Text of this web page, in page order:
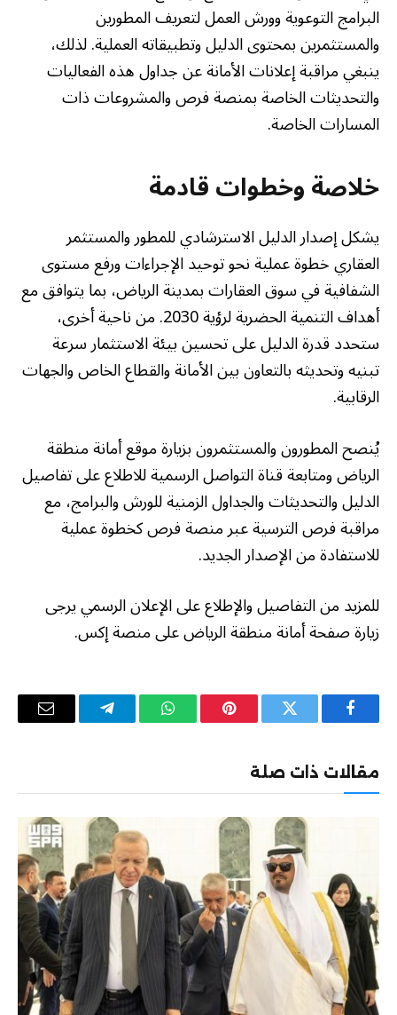
البرامج التوعوية وورش العمل لتعريف المطورين
والمستثمرين بمحتوى الدليل وتطبيقاته العملية. لذلك،
ينبغي مراقبة إعلانات الأمانة عن جداول هذه الفعاليات
والتحديثات الخاصة بمنصة فرص والمشروعات ذات
المسارات الخاصة.
خلاصة وخطوات قادمة
يشكل إصدار الدليل الاسترشادي للمطور والمستثمر
العقاري خطوة عملية نحو توحيد الإجراءات ورفع مستوى
الشفافية في سوق العقارات بمدينة الرياض، بما يتوافق مع
أهداف التنمية الحضرية لرؤية 2030. من ناحية أخرى،
ستحدد قدرة الدليل على تحسين بيئة الاستثمار سرعة
تبنيه وتحديثه بالتعاون بين الأمانة والقطاع الخاص والجهات
الرقابية.
يُنصح المطورون والمستثمرون بزيارة موقع أمانة منطقة
الرياض ومتابعة قناة التواصل الرسمية للاطلاع على تفاصيل
الدليل والتحديثات والجداول الزمنية للورش والبرامج، مع
مراقبة فرص الترسية عبر منصة فرص كخطوة عملية
للاستفادة من الإصدار الجديد.
للمزيد من التفاصيل والإطلاع على الإعلان الرسمي يرجى
زيارة صفحة أمانة منطقة الرياض على منصة إكس.
فيسبوك تويتر بينتيريستواتساب تيلقرام
البريد
مقالات ذات صلة